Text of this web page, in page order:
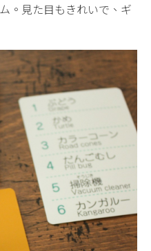
。見た目もきれいで、ギ